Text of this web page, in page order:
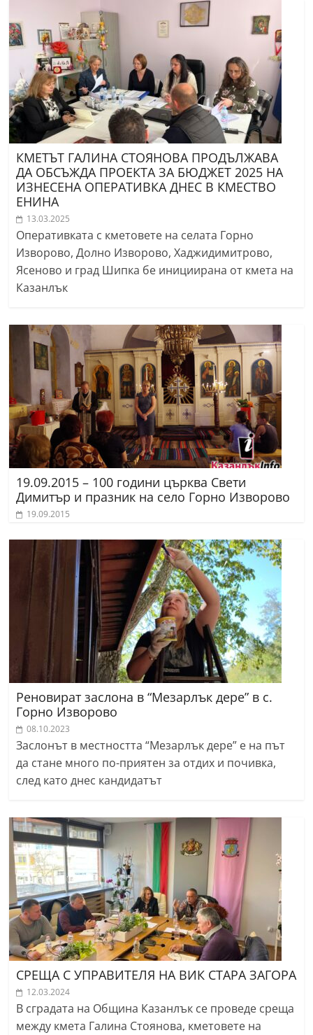
КМЕТЪТ ГАЛИНА СТОЯНОВА ПРОДЪЛЖАВА
ДА ОБСЪЖДА ПРОЕКТА ЗА БЮДЖЕТ 2025 НА
ИЗНЕСЕНА ОПЕРАТИВКА ДНЕС В КМЕСТВО
ЕНИНА
13.03.2025
Оперативката с кметовете на селата Горно
Изворово, Долно Изворово, Хаджидимитрово,
Ясеново и град Шипка бе инициирана от кмета на
Казанлък
19.09.2015 – 100 години църква Свети
Димитър и празник на село Горно Изворово
19.09.2015
Реновират заслона в “Мезарлък дере” в с.
Горно Изворово
08.10.2023
Заслонът в местността “Мезарлък дере” е на път
да стане много по-приятен за отдих и почивка,
след като днес кандидатът
СРЕЩА С УПРАВИТЕЛЯ НА ВИК СТАРА ЗАГОРА
12.03.2024
В сградата на Община Казанлък се проведе среща
между кмета Галина Стоянова, кметовете на